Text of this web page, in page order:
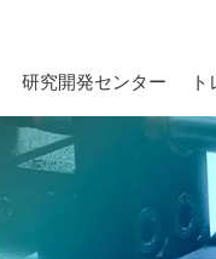
研究開発センター